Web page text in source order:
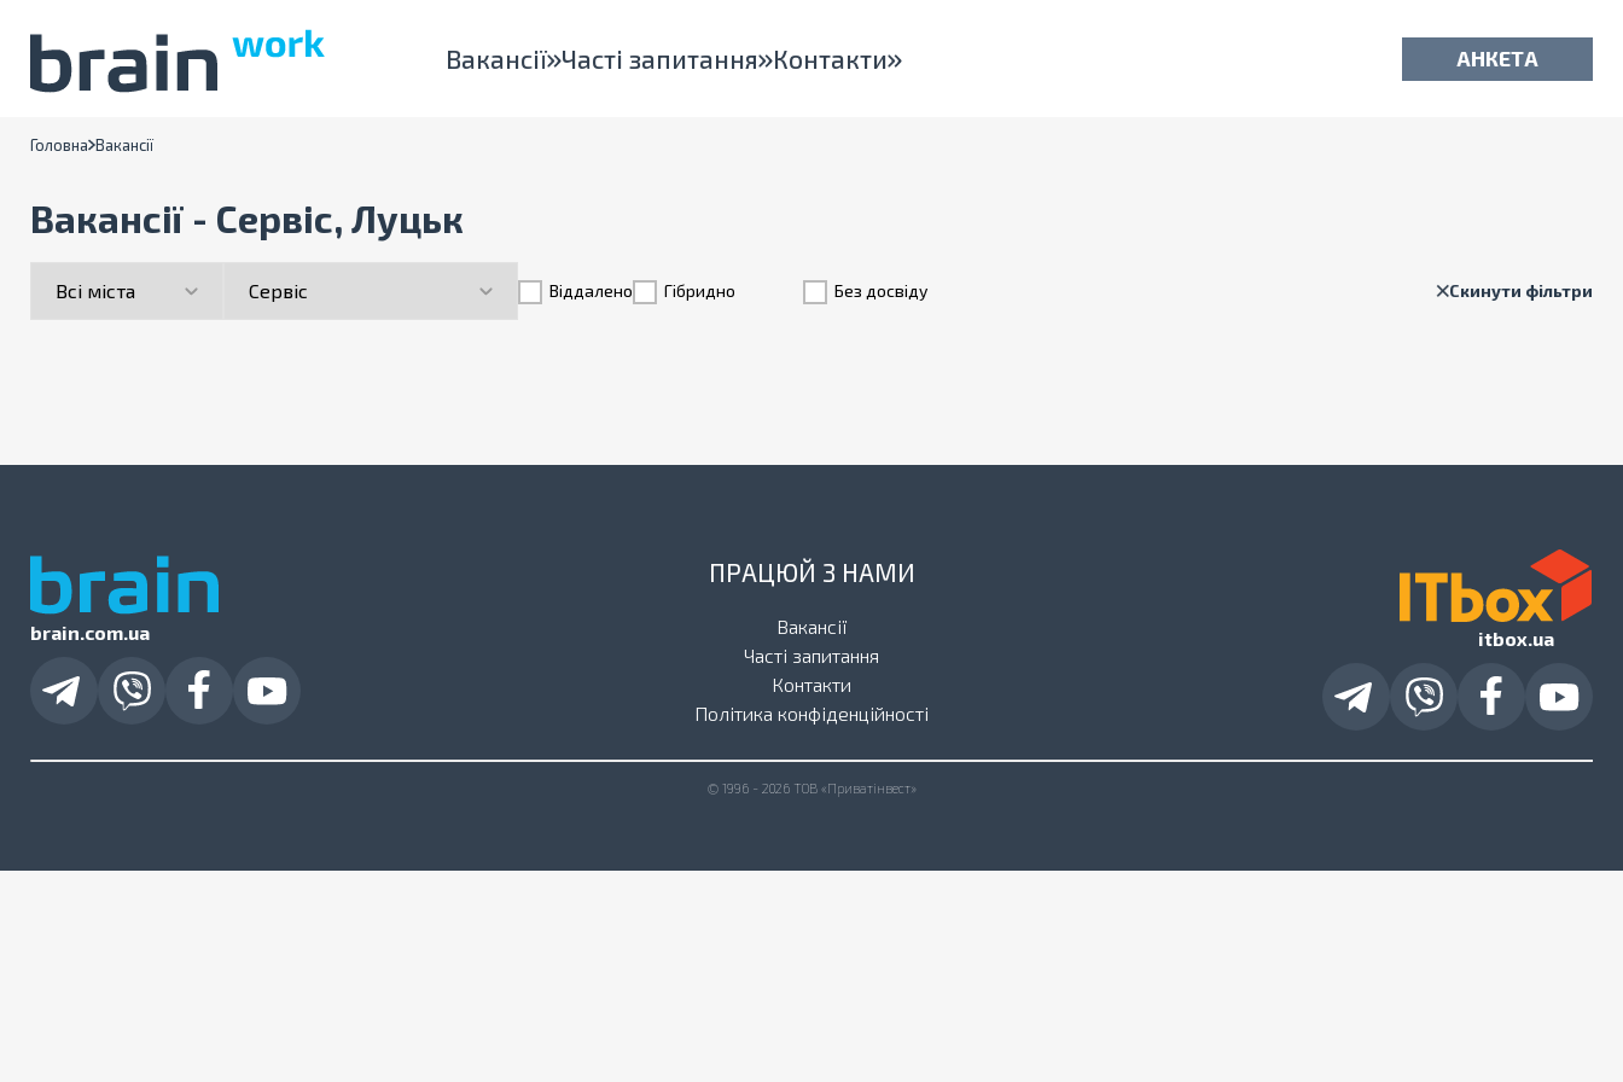
Вакансії Часті запитання Контакти АНКЕТА
Головна Вакансії
Вакансії - Сервіс, Луцьк
Віддалено Гiбридно Без досвіду Скинути фільтри
brain.com.ua
ПРАЦЮЙ З НАМИ
Вакансії
Часті запитання
Контакти
Політика конфіденційності
itbox.ua
© 1996 - 2026 ТОВ «Приватінвест»